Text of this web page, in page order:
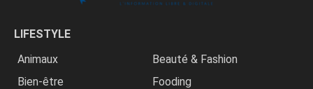
LIFESTYLE
Animaux
Beauté & Fashion
Bien-être
Fooding